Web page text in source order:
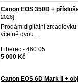
Canon EOS 350D +
2026]
Prodám digitální zrcadlovku
včetně dvou ...
Liberec - 460 05
5 000 Kč
Canon EOS 6D Mark II +